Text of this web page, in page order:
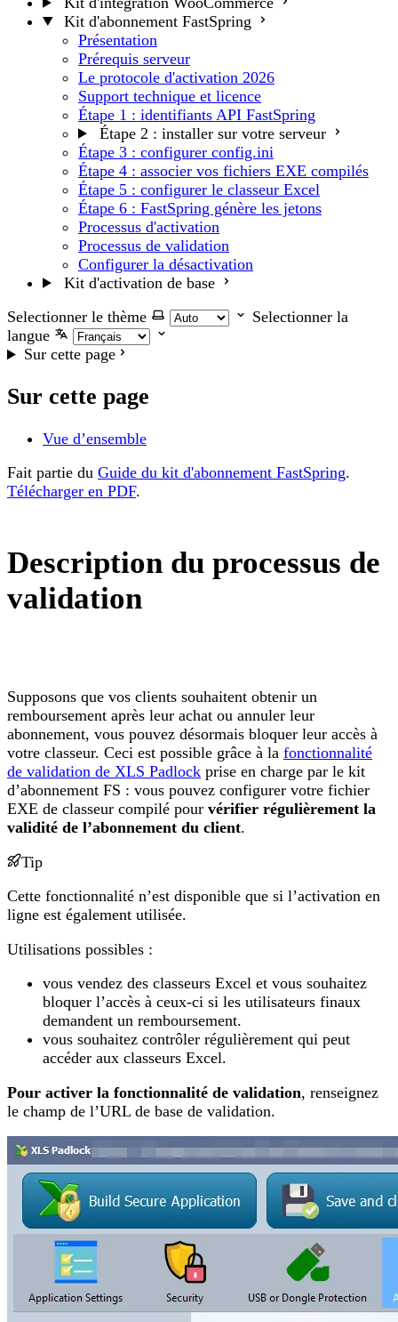
Kit d'abonnement FastSpring
Présentation
Prérequis serveur
Le protocole d'activation 2026
Support technique et licence
Étape 1 : identifiants API FastSpring
Étape 2 : installer sur votre serveur
Étape 3 : configurer config.ini
Étape 4 : associer vos fichiers EXE compilés
Étape 5 : configurer le classeur Excel
Étape 6 : FastSpring génère les jetons
Processus d'activation
Processus de validation
Configurer la désactivation
Kit d'activation de base
Selectionner le thème
Selectionner la
langue
Sur cette page
Sur cette page
Vue d’ensemble
Fait partie du Guide du kit d'abonnement FastSpring.
Télécharger en PDF.
Description du processus de
validation
Supposons que vos clients souhaitent obtenir un
remboursement après leur achat ou annuler leur
abonnement, vous pouvez désormais bloquer leur accès à
votre classeur. Ceci est possible grâce à la fonctionnalité
de validation de XLS Padlock prise en charge par le kit
d’abonnement FS : vous pouvez configurer votre fichier
EXE de classeur compilé pour vérifier régulièrement la
validité de l’abonnement du client.
Tip
Cette fonctionnalité n’est disponible que si l’activation en
ligne est également utilisée.
Utilisations possibles :
vous vendez des classeurs Excel et vous souhaitez
bloquer l’accès à ceux-ci si les utilisateurs finaux
demandent un remboursement.
vous souhaitez contrôler régulièrement qui peut
accéder aux classeurs Excel.
Pour activer la fonctionnalité de validation, renseignez
le champ de l’URL de base de validation.